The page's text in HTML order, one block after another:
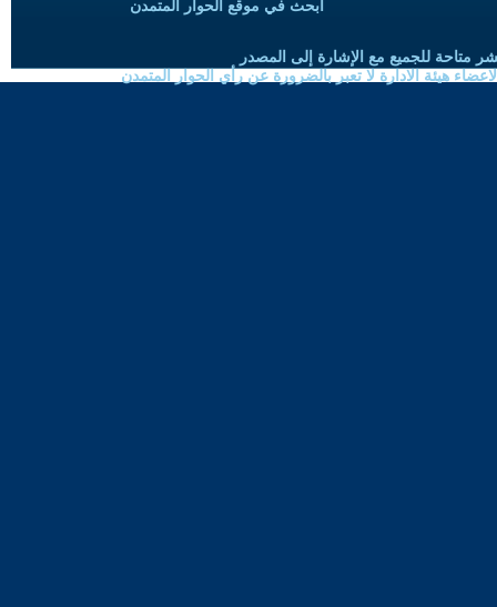
ابحث في موقع الحوار المتمدن
متاحة للجميع مع الإشارة إلى المصدر
هيئة الادارة لا تعبر بالضرورة عن رأي الحوار المتمدن